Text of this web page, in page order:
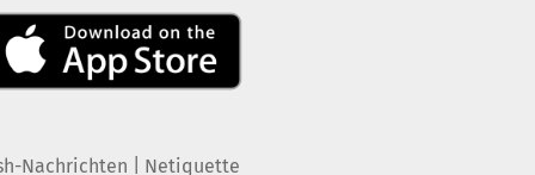
Nachrichten Netiquette